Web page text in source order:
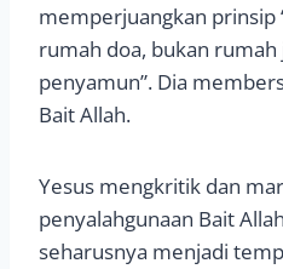
memperjuangkan prinsip
rumah doa, bukan rumah
penyamun”. Dia
Bait Allah.
Yesus mengkritik dan
penyalahgunaan Bait
seharusnya menjadi